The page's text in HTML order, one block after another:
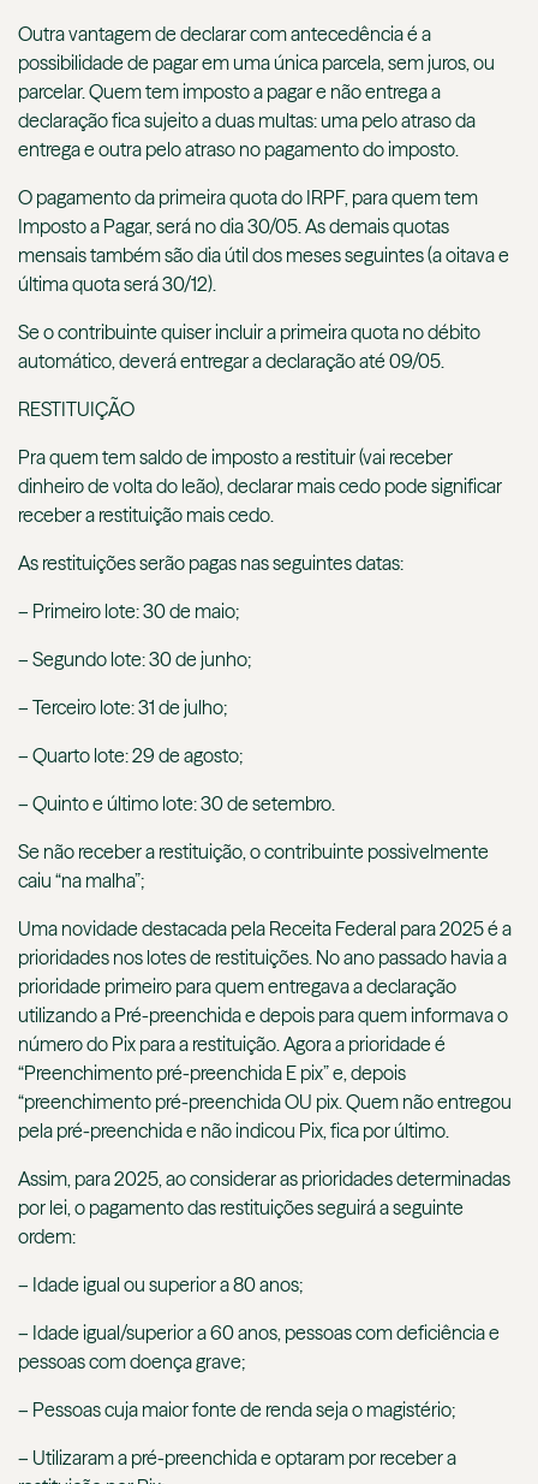
Outra vantagem de declarar com antecedência é a
possibilidade de pagar em uma única parcela, sem juros, ou
parcelar. Quem tem imposto a pagar e não entrega a
declaração fica sujeito a duas multas: uma pelo atraso da
entrega e outra pelo atraso no pagamento do imposto.
O pagamento da primeira quota do IRPF, para quem tem
Imposto a Pagar, será no dia 30/05. As demais quotas
mensais também são dia útil dos meses seguintes (a oitava e
última quota será 30/12).
Se o contribuinte quiser incluir a primeira quota no débito
automático, deverá entregar a declaração até 09/05.
RESTITUIÇÃO
Pra quem tem saldo de imposto a restituir (vai receber
dinheiro de volta do leão), declarar mais cedo pode significar
receber a restituição mais cedo.
As restituições serão pagas nas seguintes datas:
– Primeiro lote: 30 de maio;
– Segundo lote: 30 de junho;
– Terceiro lote: 31 de julho;
– Quarto lote: 29 de agosto;
– Quinto e último lote: 30 de setembro.
Se não receber a restituição, o contribuinte possivelmente
caiu “na malha”;
Uma novidade destacada pela Receita Federal para 2025 é a
prioridades nos lotes de restituições. No ano passado havia a
prioridade primeiro para quem entregava a declaração
utilizando a Pré-preenchida e depois para quem informava o
número do Pix para a restituição. Agora a prioridade é
“Preenchimento pré-preenchida E pix” e, depois
“preenchimento pré-preenchida OU pix. Quem não entregou
pela pré-preenchida e não indicou Pix, fica por último.
Assim, para 2025, ao considerar as prioridades determinadas
por lei, o pagamento das restituições seguirá a seguinte
ordem:
– Idade igual ou superior a 80 anos;
– Idade igual/superior a 60 anos, pessoas com deficiência e
pessoas com doença grave;
– Pessoas cuja maior fonte de renda seja o magistério;
– Utilizaram a pré-preenchida e optaram por receber a